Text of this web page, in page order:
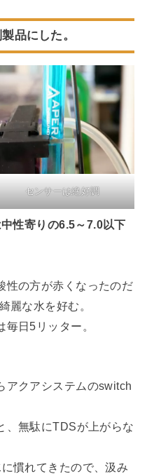
品にした。
センサーは絶好調
性寄りの6.5～7.0以下
性の方が赤くなったのだ
麗な水を好む。
日5リッター。
アクアシステムのswitch
、無駄にTDSが上がらな
慣れてきたので、汲み